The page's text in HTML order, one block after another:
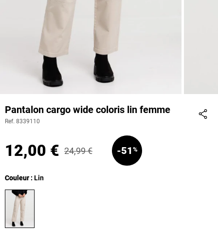
Pantalon cargo wide coloris lin femme
Ref. 8339110
12,00 € 24,99 € -51 %
Couleur
Couleur : Lin